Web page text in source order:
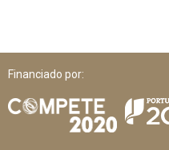
Financiado por: